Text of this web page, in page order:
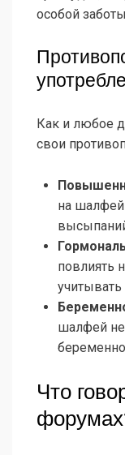
особой
Как и любое
свои
на
повлиять
шалфей не
Что